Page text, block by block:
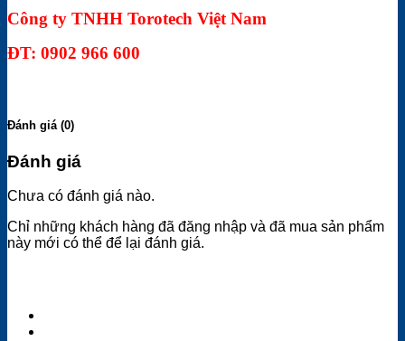
Công ty TNHH Torotech Việt Nam
ĐT: 0902 966 600
Đánh giá (0)
Đánh giá
Chưa có đánh giá nào.
Chỉ những khách hàng đã đăng nhập và đã mua sản phẩm
này mới có thể để lại đánh giá.